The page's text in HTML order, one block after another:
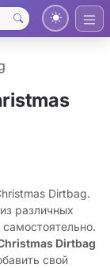
Dirtbag.
различных
Dirtbag
свой